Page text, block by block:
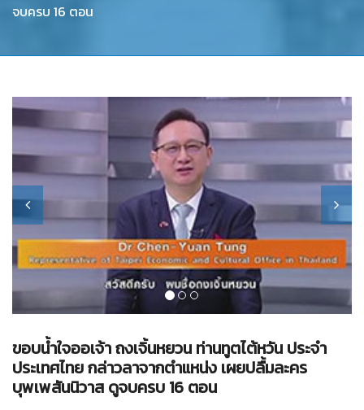
จบครบ 16 ตอน
ขอบน้ำใจออเจ้า ถงเจิ้นหยวน ท่านทูตไต้หวัน ประจำ
ประเทศไทย กล่าวลาจากตำแหน่ง เผยปลื้มละคร
บุพเพสันนิวาส ดูจบครบ 16 ตอน